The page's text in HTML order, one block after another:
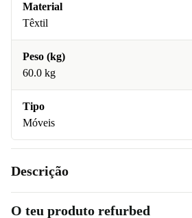
Material
Têxtil
Peso (kg)
60.0 kg
Tipo
Móveis
Descrição
O teu produto refurbed